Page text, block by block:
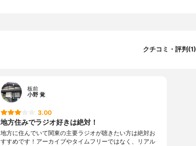
クチコミ・評判(1)
板前
小野 覚
3.00
地方住みでラジオ好きは絶対！
地方に住んでいて関東の主要ラジオが聴きたい方は絶対お
すすめです！アーカイブやタイムフリーではなく、リアル